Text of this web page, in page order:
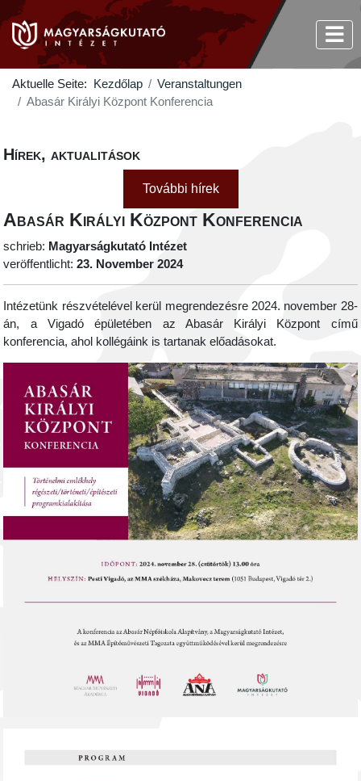
Aktuelle Seite: Kezdőlap
Veranstaltungen
Abasár Királyi Központ Konferencia
Hírek, aktualitások
További hírek
Abasár Királyi Központ Konferencia
schrieb: Magyarságkutató Intézet
veröffentlicht:23. November 2024
Intézetünk részvételével kerül megrendezésre 2024. november 28-
án, a Vigadó épületében az Abasár Királyi Központ című
konferencia, ahol kollégáink is tartanak előadásokat.